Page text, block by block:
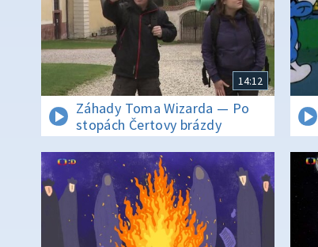
14:12
Záhady Toma Wizarda — Po
stopách Čertovy brázdy